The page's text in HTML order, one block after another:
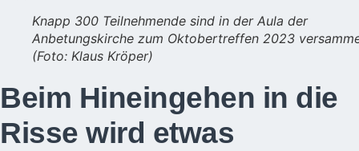
Knapp 300 Teilnehmende sind in der Aula der
Anbetungskirche zum Oktobertreffen 2023
(Foto: Klaus Kröper)
Beim Hineingehen in die
Risse wird etwas